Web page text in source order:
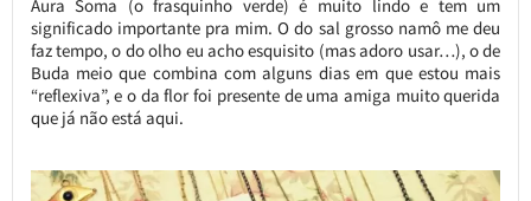
Aura Soma (o frasquinho verde) é muito lindo e tem um
significado importante pra mim. O do sal grosso namô me deu
faz tempo, o do olho eu acho esquisito (mas adoro usar…), o de
Buda meio que combina com alguns dias em que estou mais
“reflexiva”, e o da flor foi presente de uma amiga muito querida
que já não está aqui.